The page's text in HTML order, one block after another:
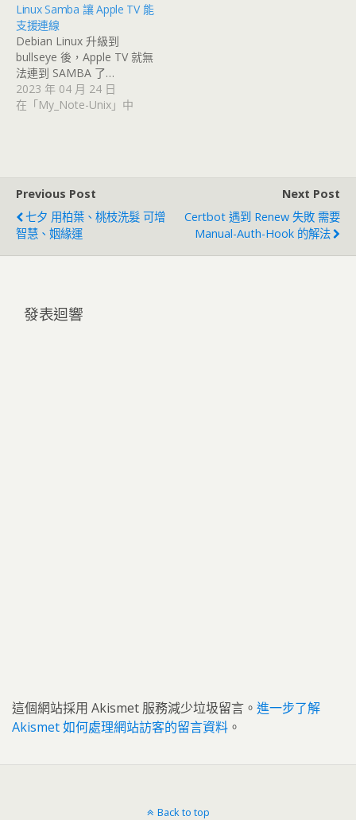
Linux Samba 讓 Apple TV 能
支援連線
Debian Linux 升級到
bullseye 後，Apple TV 就無
法連到 SAMBA 了…
2023 年 04 月 24 日
在「My_Note-Unix」中
Previous Post
七夕 用柏葉、桃枝洗髮 可增
智慧、姻緣運
Next Post
Certbot 遇到 Renew 失敗 需要
Manual-Auth-Hook 的解法
發表迴響
這個網站採用 Akismet 服務減少垃圾留言。 進一步了解
Akismet 如何處理網站訪客的留言資料 。
Back to top